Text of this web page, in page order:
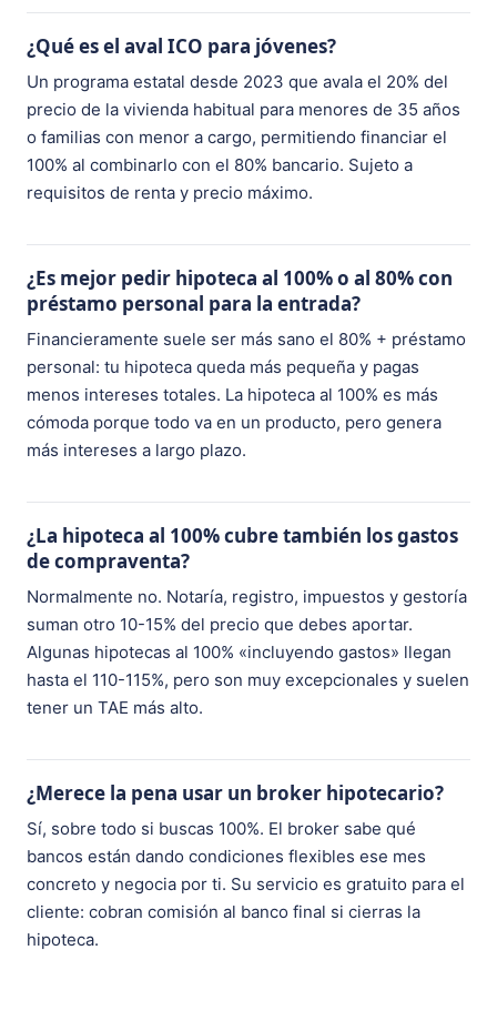
¿Qué es el aval ICO para jóvenes?
Un programa estatal desde 2023 que avala el 20% del
precio de la vivienda habitual para menores de 35 años
o familias con menor a cargo, permitiendo financiar el
100% al combinarlo con el 80% bancario. Sujeto a
requisitos de renta y precio máximo.
¿Es mejor pedir hipoteca al 100% o al 80% con
préstamo personal para la entrada?
Financieramente suele ser más sano el 80% + préstamo
personal: tu hipoteca queda más pequeña y pagas
menos intereses totales. La hipoteca al 100% es más
cómoda porque todo va en un producto, pero genera
más intereses a largo plazo.
¿La hipoteca al 100% cubre también los gastos
de compraventa?
Normalmente no. Notaría, registro, impuestos y gestoría
suman otro 10-15% del precio que debes aportar.
Algunas hipotecas al 100% «incluyendo gastos» llegan
hasta el 110-115%, pero son muy excepcionales y suelen
tener un TAE más alto.
¿Merece la pena usar un broker hipotecario?
Sí, sobre todo si buscas 100%. El broker sabe qué
bancos están dando condiciones flexibles ese mes
concreto y negocia por ti. Su servicio es gratuito para el
cliente: cobran comisión al banco final si cierras la
hipoteca.